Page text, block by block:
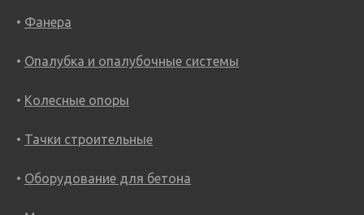
Фанера
Опалубка и опалубочные системы
Колесные опоры
Тачки строительные
Оборудование для бетона